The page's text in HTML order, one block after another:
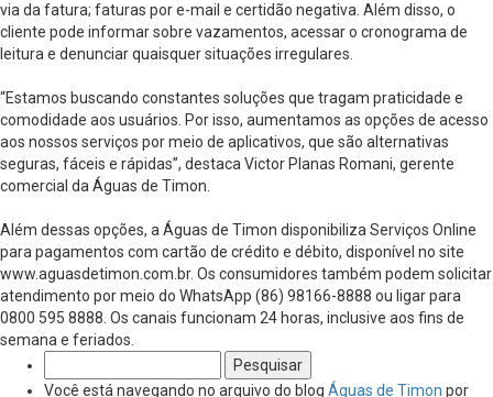
via da fatura; faturas por e-mail e certidão negativa. Além disso, o
cliente pode informar sobre vazamentos, acessar o cronograma de
leitura e denunciar quaisquer situações irregulares.
“Estamos buscando constantes soluções que tragam praticidade e
comodidade aos usuários. Por isso, aumentamos as opções de acesso
aos nossos serviços por meio de aplicativos, que são alternativas
seguras, fáceis e rápidas”, destaca Victor Planas Romani, gerente
comercial da Águas de Timon.
Além dessas opções, a Águas de Timon disponibiliza Serviços Online
para pagamentos com cartão de crédito e débito, disponível no site
www.aguasdetimon.com.br. Os consumidores também podem solicitar
atendimento por meio do WhatsApp (86) 98166-8888 ou ligar para
0800 595 8888. Os canais funcionam 24 horas, inclusive aos fins de
semana e feriados.
por:
Você está navegando no arquivo do blog Águas de Timon por